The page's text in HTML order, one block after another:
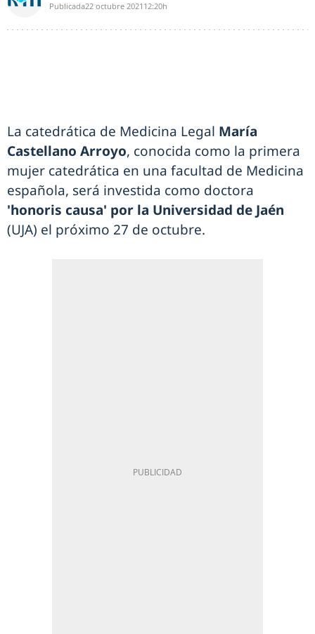
Publicada22 octubre 2021 12:20h
La catedrática de Medicina Legal María
Castellano Arroyo, conocida como la primera
mujer catedrática en una facultad de Medicina
española, será investida como doctora
'honoris causa' por la Universidad de Jaén
(UJA) el próximo 27 de octubre.